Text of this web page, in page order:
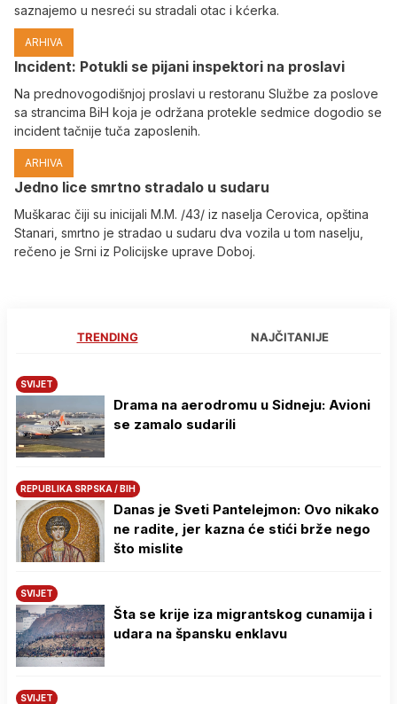
saznajemo u nesreći su stradali otac i kćerka.
ARHIVA
Incident: Potukli se pijani inspektori na proslavi
Na prednovogodišnjoj proslavi u restoranu Službe za poslove
sa strancima BiH koja je održana protekle sedmice dogodio se
incident tačnije tuča zaposlenih.
ARHIVA
Јedno lice smrtno stradalo u sudaru
Muškarac čiji su inicijali M.M. /43/ iz naselja Cerovica, opština
Stanari, smrtno je stradao u sudaru dva vozila u tom naselju,
rečeno je Srni iz Policijske uprave Doboj.
TRENDING NAJČITANIJE
SVIJET
Drama na aerodromu u Sidneju: Avioni
se zamalo sudarili
REPUBLIKA SRPSKA / BIH
Danas je Sveti Pantelejmon: Ovo nikako
ne radite, jer kazna će stići brže nego
što mislite
SVIJET
Šta se krije iza migrantskog cunamija i
udara na špansku enklavu
SVIJET